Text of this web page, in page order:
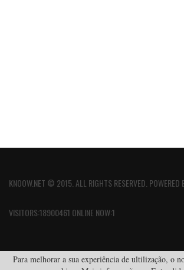
KNOOW.NET © 2015. ALL RIGHTS RESERVED. POWERED
VISITORS:18900461 ONLINE NOW:1
Para melhorar a sua experiência de ultilização, o